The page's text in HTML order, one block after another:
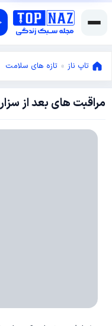
تاپ ناز » تازه های سلامت
مراقبت های بعد از
جولای
2017